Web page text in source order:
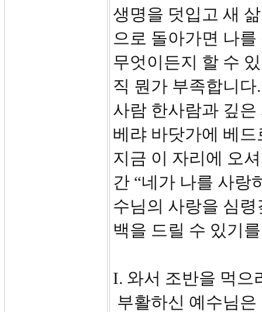
생명을 덧입고 새
으로 돌아가면 나
무엇이든지 할 수
직 뭔가 부족합니
사람 한사람과 깊
베랴 바닷가에 베
지금 이 자리에 오
간 “네가 나를 사랑
수님의 사랑을 심
백을 드릴 수 있기
I. 와서 조반을 먹으
부활하신 예수님